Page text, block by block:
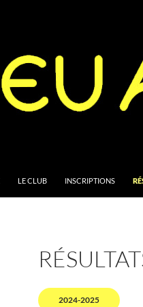
LE CLUB INSCRIPTIONS
2024-2025